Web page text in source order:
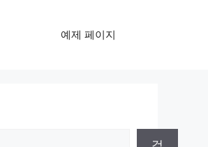
예제 페이지